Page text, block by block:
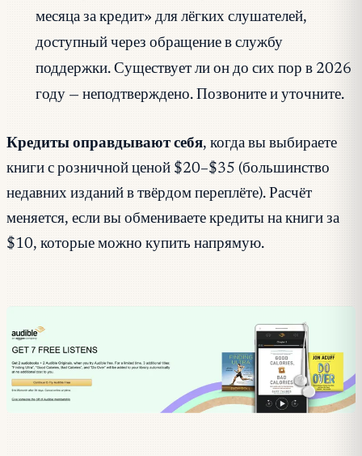
месяца за кредит» для лёгких слушателей,
доступный через обращение в службу
поддержки. Существует ли он до сих пор в 2026
году — неподтверждено. Позвоните и уточните.
Кредиты оправдывают себя, когда вы выбираете
книги с розничной ценой $20–$35 (большинство
недавних изданий в твёрдом переплёте). Расчёт
меняется, если вы обмениваете кредиты на книги за
$10, которые можно купить напрямую.